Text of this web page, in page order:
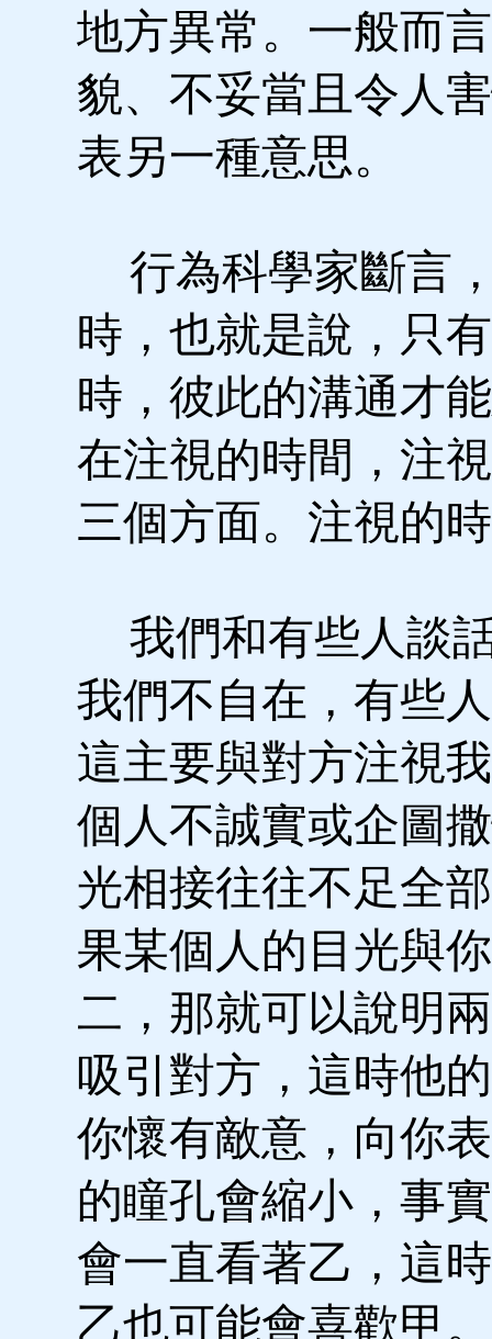
地方異常。一般而
貌、不妥當且令人
表另一種意思。
行為科學家斷言
時，也就是說，只
時，彼此的溝通才
在注視的時間，注
三個方面。注視的
我們和有些人談
我們不自在，有些
這主要與對方注視
個人不誠實或企圖
光相接往往不足全
果某個人的目光與
二，那就可以說明
吸引對方，這時他
你懷有敵意，向你
的瞳孔會縮小，事
會一直看著乙，這
乙也可能會喜歡甲